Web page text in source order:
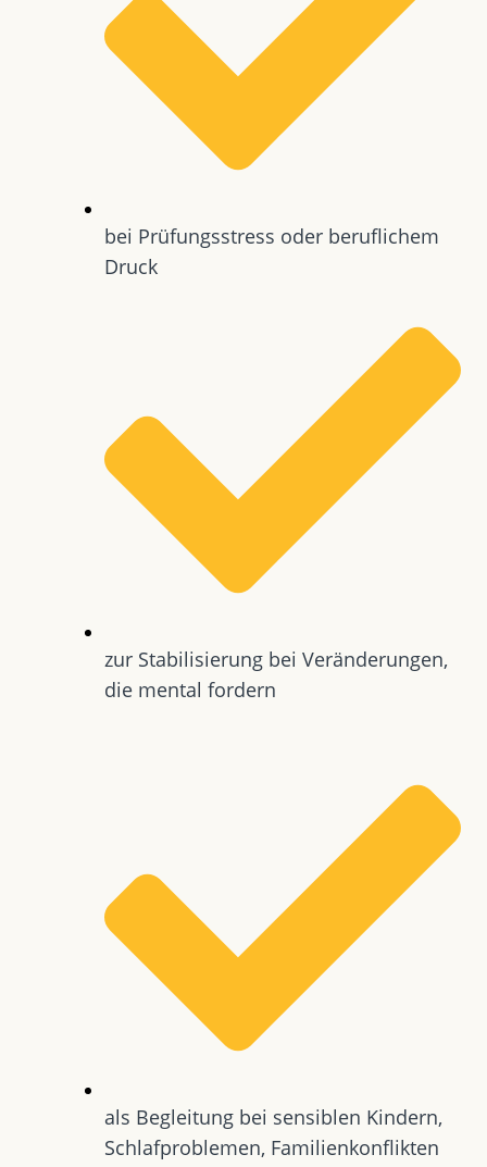
bei Prüfungsstress oder beruflichem
Druck
zur Stabilisierung bei Veränderungen,
die mental fordern
als Begleitung bei sensiblen Kindern,
Schlafproblemen, Familienkonflikten